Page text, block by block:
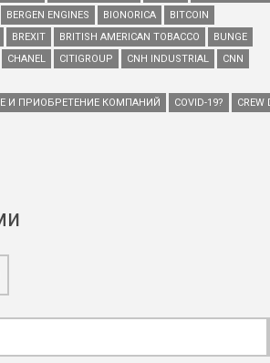
BERGEN ENGINES BIONORICA
BITCOIN
BREXIT BRITISH AMERICAN TOBACCO
BUNGE
CHANEL CITIGROUP CNH INDUSTRIAL
CNN
И ПРИОБРЕТЕНИЕ КОМПАНИЙ
COVID-19?
CREW